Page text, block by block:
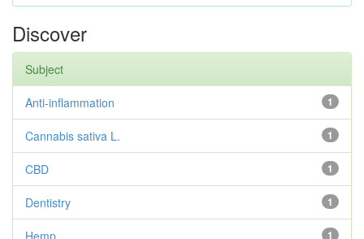
Discover
Subject
1
Anti-inflammation
1
Cannabis sativa L.
1
CBD
1
Dentistry
1
Hemp